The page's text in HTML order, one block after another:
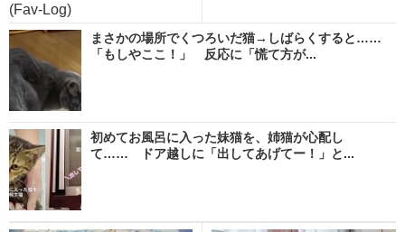
(Fav-Log)
まさかの場所でくつろいだ猫→しばらくすると……
「もしやここ！」 反応に「慌て方が...
初めてお風呂に入った妹猫を、姉猫が心配し
て…… ドア越しに「出してあげてー！」と...